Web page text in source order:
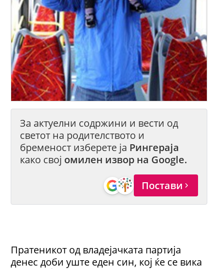
За актуелни содржини и вести од
светот на родителството и
бременост изберете ја Рингераја
како свој омилен извор на Google.
Постави
Пратеникот од владејачката партија
денес доби уште еден син, кој ќе се вика